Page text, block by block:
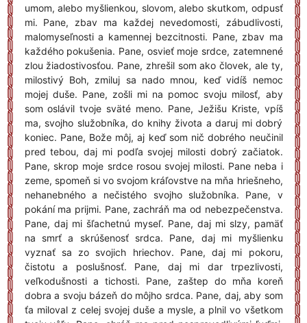
umom, alebo myšlienkou, slovom, alebo skutkom, odpusť
mi. Pane, zbav ma každej nevedomosti, zábudlivosti,
malomyseľnosti a kamennej bezcitnosti. Pane, zbav ma
každého pokušenia. Pane, osvieť moje srdce, zatemnené
zlou žiadostivosťou. Pane, zhrešil som ako človek, ale ty,
milostivý Boh, zmiluj sa nado mnou, keď vidíš nemoc
mojej duše. Pane, zošli mi na pomoc svoju milosť, aby
som oslávil tvoje sväté meno. Pane, Ježišu Kriste, vpíš
ma, svojho služobníka, do knihy života a daruj mi dobrý
koniec. Pane, Bože môj, aj keď som nič dobrého neučinil
pred tebou, daj mi podľa svojej milosti dobrý začiatok.
Pane, skrop moje srdce rosou svojej milosti. Pane neba i
zeme, spomeň si vo svojom kráľovstve na mňa hriešneho,
nehanebného a nečistého svojho služobníka. Pane, v
pokání ma prijmi. Pane, zachráň ma od nebezpečenstva.
Pane, daj mi šľachetnú myseľ. Pane, daj mi slzy, pamäť
na smrť a skrúšenosť srdca. Pane, daj mi myšlienku
vyznať sa zo svojich hriechov. Pane, daj mi pokoru,
čistotu a poslušnosť. Pane, daj mi dar trpezlivosti,
veľkodušnosti a tichosti. Pane, zaštep do mňa koreň
dobra a svoju bázeň do môjho srdca. Pane, daj, aby som
ťa miloval z celej svojej duše a mysle, a plnil vo všetkom